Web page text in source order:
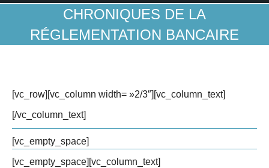
CHRONIQUES DE LA
RÉGLEMENTATION BANCAIRE
[vc_row][vc_column width= »2/3″][vc_column_text]
[/vc_column_text]
[vc_empty_space]
[vc_empty_space][vc_column_text]